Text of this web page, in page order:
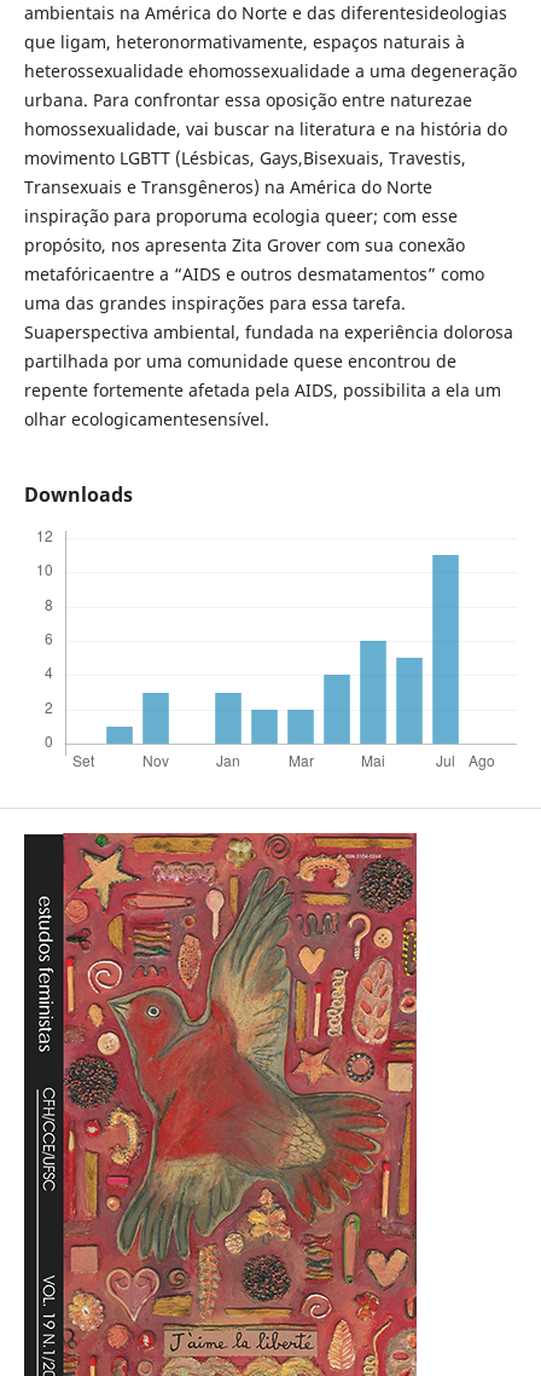
ambientais na América do Norte e das diferentesideologias
que ligam, heteronormativamente, espaços naturais à
heterossexualidade ehomossexualidade a uma degeneração
urbana. Para confrontar essa oposição entre naturezae
homossexualidade, vai buscar na literatura e na história do
movimento LGBTT (Lésbicas, Gays,Bisexuais, Travestis,
Transexuais e Transgêneros) na América do Norte
inspiração para proporuma ecologia queer; com esse
propósito, nos apresenta Zita Grover com sua conexão
metafóricaentre a “AIDS e outros desmatamentos” como
uma das grandes inspirações para essa tarefa.
Suaperspectiva ambiental, fundada na experiência dolorosa
partilhada por uma comunidade quese encontrou de
repente fortemente afetada pela AIDS, possibilita a ela um
olhar ecologicamentesensível.
Downloads